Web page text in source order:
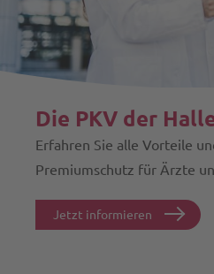
Die PKV der
Erfahren Sie alle Vorteile
Premiumschutz für Ärzte
Jetzt informieren